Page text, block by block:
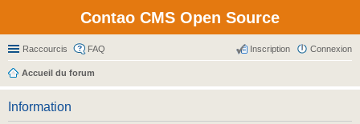
Contao CMS Open Source
Raccourcis FAQ Connexion
Inscription
Accueil du forum
Information